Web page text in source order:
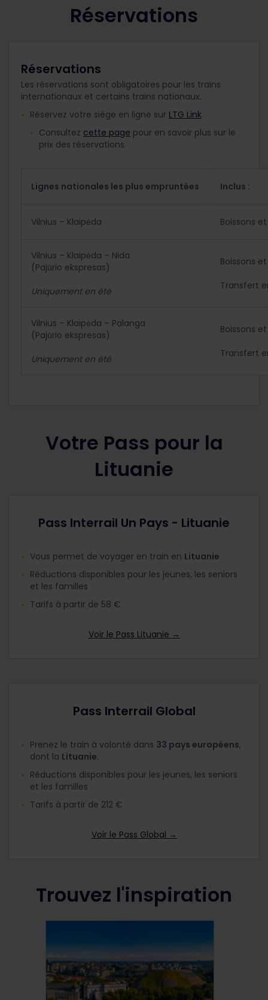
Réservations
Réservations
Les réservations sont obligatoires pour les trains
internationaux et certains trains nationaux.
Réservez votre siège en ligne sur LTG Link.
Consultez cette page pour en savoir plus sur le
prix des réservations.
Lignes nationales les plus empruntées Inclus :
Vilnius – Klaipėda Boissons
Vilnius – Klaipėda – Nida
(Pajūrio ekspresas)
Uniquement en été
Boissons
Transfert
Vilnius – Klaipėda – Palanga
(Pajūrio ekspresas)
Uniquement en été
Boissons
Transfert
Votre Pass pour la
Lituanie
Pass Interrail Un Pays - Lituanie
Vous permet de voyager en train en Lituanie
Réductions disponibles pour les jeunes, les seniors
et les familles
Tarifs à partir de 58 €
Voir le Pass Lituanie →
Pass Interrail Global
Prenez le train à volonté dans 33 pays européens,
dont la Lituanie.
Réductions disponibles pour les jeunes, les seniors
et les familles
Tarifs à partir de 212 €
Voir le Pass Global →
Trouvez l'inspiration